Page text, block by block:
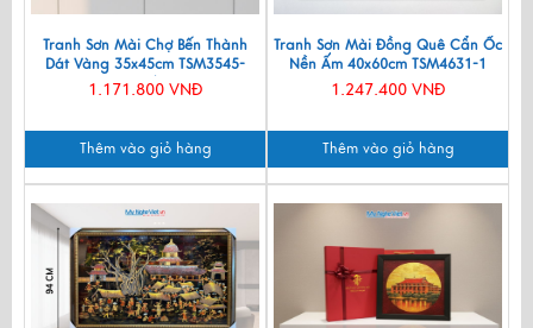
Tranh Sơn Mài Chợ Bến Thành
Dát Vàng 35x45cm TSM3545-
1.5/1
1.171.800 VNĐ
Thêm vào giỏ hàng
Tranh Sơn Mài Đồng Quê Cẩn Ốc
Nền Ấm 40x60cm TSM4631-1
1.247.400 VNĐ
Thêm vào giỏ hàng